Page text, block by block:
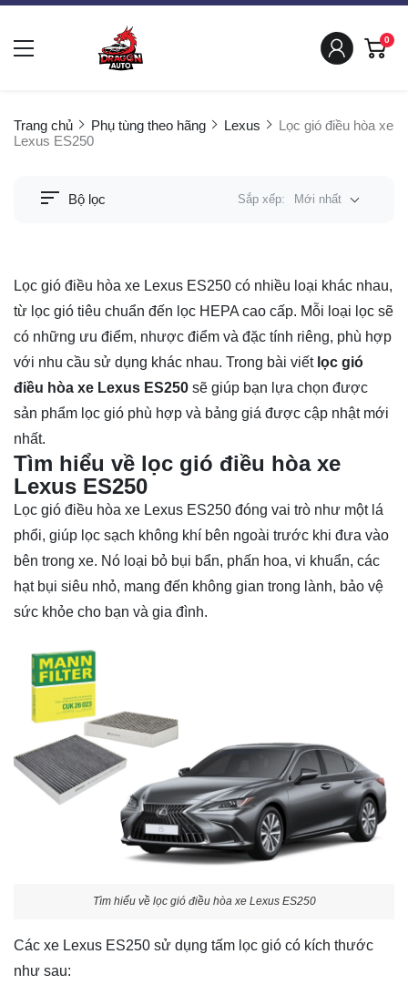
0
Trang chủ Phụ tùng theo hãng Lexus
Lọc gió điều hòa xe
Lexus ES250
Bộ lọc Sắp xếp: Mới nhất
Lọc gió điều hòa xe Lexus ES250 có nhiều loại khác nhau,
từ lọc gió tiêu chuẩn đến lọc HEPA cao cấp. Mỗi loại lọc sẽ
có những ưu điểm, nhược điểm và đặc tính riêng, phù hợp
với nhu cầu sử dụng khác nhau. Trong bài viết lọc gió
điều hòa xe Lexus ES250 sẽ giúp bạn lựa chọn được
sản phẩm lọc gió phù hợp và bảng giá được cập nhật mới
nhất.
Tìm hiểu về lọc gió điều hòa xe
Lexus ES250
Lọc gió điều hòa xe Lexus ES250 đóng vai trò như một lá
phổi, giúp lọc sạch không khí bên ngoài trước khi đưa vào
bên trong xe. Nó loại bỏ bụi bẩn, phấn hoa, vi khuẩn, các
hạt bụi siêu nhỏ, mang đến không gian trong lành, bảo vệ
sức khỏe cho bạn và gia đình.
Tìm hiểu về lọc gió điều hòa xe Lexus ES250
Các xe Lexus ES250 sử dụng tấm lọc gió có kích thước
như sau: